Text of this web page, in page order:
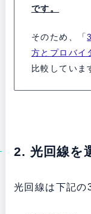
です。
そのため、「
方とプロバイ
比較していま
2. 光回線を
光回線は下記の